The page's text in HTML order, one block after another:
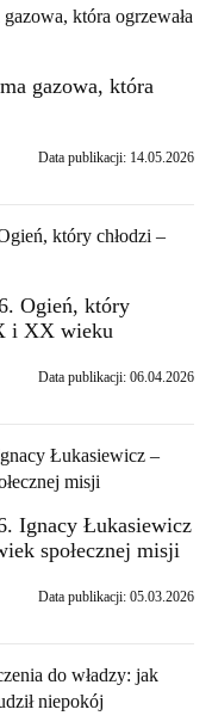
gazowa, która
Data publikacji: 14.05.2026
Ogień, który
i XX wieku
Data publikacji: 06.04.2026
Ignacy Łukasiewicz
społecznej misji
Data publikacji: 05.03.2026